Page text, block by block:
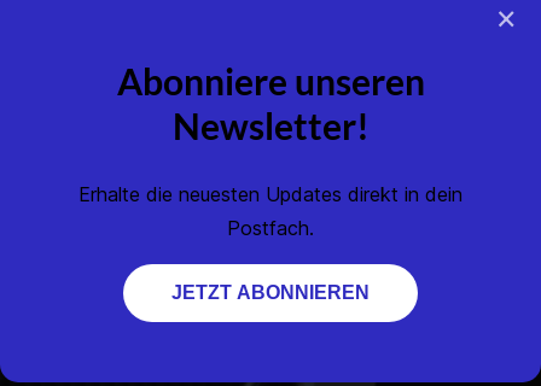
×
Abonniere unseren
Newsletter!
Erhalte die neuesten Updates direkt in dein
Postfach.
JETZT ABONNIEREN